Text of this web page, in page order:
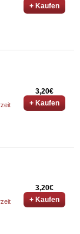
+ Kaufen
3,20€
+ Kaufen
3,20€
+ Kaufen